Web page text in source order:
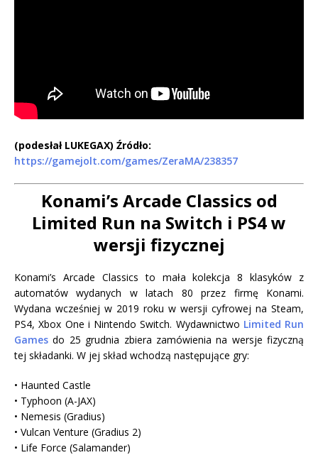
(podesłał LUKEGAX) Źródło:
https://gamejolt.com/games/ZeraMA/238357
Konami’s Arcade Classics od
Limited Run na Switch i PS4 w
wersji fizycznej
Konami’s Arcade Classics to mała kolekcja 8 klasyków z
automatów wydanych w latach 80 przez firmę Konami.
Wydana wcześniej w 2019 roku w wersji cyfrowej na Steam,
PS4, Xbox One i Nintendo Switch. Wydawnictwo Limited Run
Games do 25 grudnia zbiera zamówienia na wersje fizyczną
tej składanki. W jej skład wchodzą następujące gry:
• Haunted Castle
• Typhoon (A-JAX)
• Nemesis (Gradius)
• Vulcan Venture (Gradius 2)
• Life Force (Salamander)